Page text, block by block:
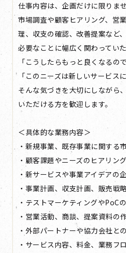
仕事内容は、企画だけに限りませ
市場調査や顧客ヒアリング、営
理、収支の確認、改善提案など
必要なことに幅広く関わっていた
「こうしたらもっと良くなるの
「このニーズは新しいサービス
そんな気づきを大切にしながら
いただける方を歓迎します。
＜具体的な業務内容＞
・新規事業、既存事業に関する
・顧客課題やニーズのヒアリング
・新サービスや事業アイデアの
・事業計画、収支計画、販売戦
・テストマーケティングやPoC
・営業活動、商談、提案資料の
・外部パートナーや協力会社と
・サービス内容、料金、業務フ